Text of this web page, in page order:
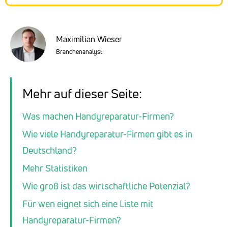
Maximilian Wieser
Branchenanalyst
Mehr auf dieser Seite:
Was machen Handyreparatur-Firmen?
Wie viele Handyreparatur-Firmen gibt es in
Deutschland?
Mehr Statistiken
Wie groß ist das wirtschaftliche Potenzial?
Für wen eignet sich eine Liste mit
Handyreparatur-Firmen?